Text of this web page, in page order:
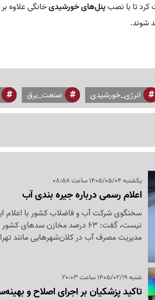
کرد تا با نصبپنل‌های خورشیدیخانگی علاوه
شوند.
انرژی_خورشیدی صنعت_برق
یکشنبه 1405/05/04 ساعت 08:58
اعلام رسمی درباره جیره بندی آب
سخنگوی شرکت آب و فاضلاب کشور با اعلام
نیست، گفت: 63 درصد مخازن
مدیریت مصرف آب در کلان‌شهرهایی مانند
شنبه 1405/02/19 ساعت 20:03
تاکید پزشکیان بر اجرای اصلاح و